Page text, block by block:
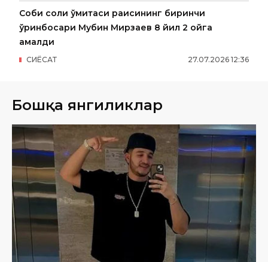
Собиқ солиқ қўмитаси раисининг биринчи
ўринбосари Мубин Мирзаев 8 йил 2 ойга
қамалди
27.07.2026 12:36
СИËСАТ
Бошқа янгиликлар